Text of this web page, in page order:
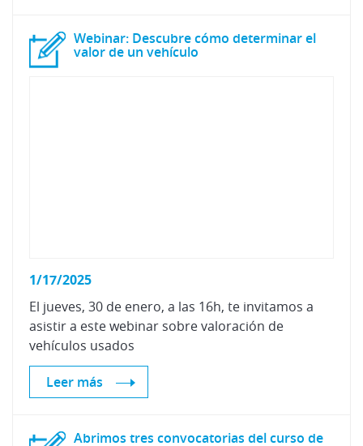
Webinar: Descubre cómo determinar el
valor de un vehículo
1/17/2025
El jueves, 30 de enero, a las 16h, te invitamos a
asistir a este webinar sobre valoración de
vehículos usados
Leer más
Abrimos tres convocatorias del curso de